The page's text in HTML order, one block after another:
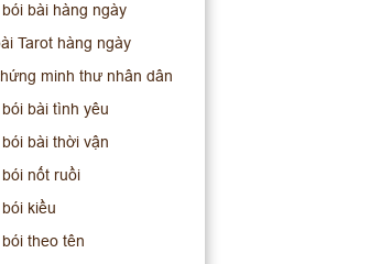
bài hàng ngày
Tarot hàng ngày
minh thư nhân dân
bài tình yêu
bài thời vận
nốt ruồi
kiều
theo tên